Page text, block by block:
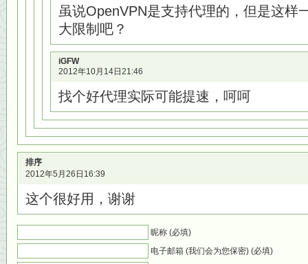
虽说OpenVPN是支持代理的，但是这样
大限制吧？
iGFW
2012年10月14日21:46
找个好代理实际可能提速，呵呵
排序
2012年5月26日16:39
这个很好用，谢谢
昵称 (必填)
电子邮箱 (我们会为您保密) (必填)